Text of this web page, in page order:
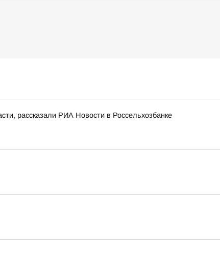
рассказали РИА Новости в Россельхозбанке